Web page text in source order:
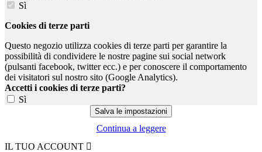
Sì
Cookies di terze parti
Questo negozio utilizza cookies di terze parti per garantire la
possibilità di condividere le nostre pagine sui social network
(pulsanti facebook, twitter ecc.) e per conoscere il comportamento
dei visitatori sul nostro sito (Google Analytics).
Accetti i cookies di terze parti?
Sì
Continua a leggere
IL TUO ACCOUNT 